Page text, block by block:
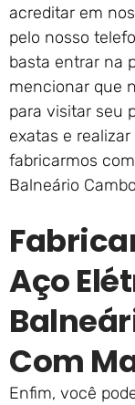
acreditar em
pelo nosso
basta entrar na
mencionar que
para visitar seu
exatas e
fabricarmos
Balneário
Aço
Com
Enfim, você